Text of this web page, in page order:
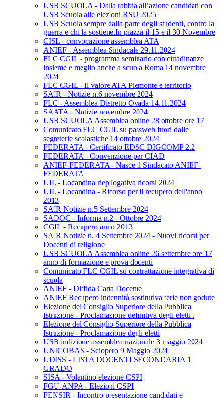
USB SCUOLA - Dalla rabbia all’azione candidati con
USB Scuola alle elezioni RSU 2025
USB Scuola sempre dalla parte degli studenti, contro la
guerra e chi la sostiene.In piazza il 15 e il 30 Novembre
CISL - convocazione assemblea ATA
ANIEF - Assemblea Sindacale 29.11.2024
FLC CGIL - programma seminario con cittadinanze
insieme e meglio anche a scuola Roma 14 novembre
2024
FLC CGIL - Il valore ATA Piemonte e territorio
SAIR - Notizie n.6 novembre 2024
FLC - Assemblea Distretto Ovada 14.11.2024
SAATA - Notizie novembre 2024
USB SCUOLA Assemblea online 28 ottobre ore 17
Comunicato FLC CGIL su passweb fuori dalle
segreterie scolastiche 14 ottobre 2024
FEDERATA - Certificato EDSC DIGCOMP 2.2
FEDERATA - Convenzione per CIAD
ANIEF-FEDERATA - Nasce il Sindacato ANIEF-
FEDERATA
UIL - Locandina riepilogativa ricorsi 2024
UIL - Locandina - Ricorso per il recupero dell'anno
2013
SAIR Notizie n.5 Settembre 2024
SADOC - Informa n.2 - Ottobre 2024
CGIL - Recupero anno 2013
SAIR Notizie n. 4 Settembre 2024 - Nuovi ricorsi per
Docenti di religione
USB SCUOLA Assemblea online 26 settembre ore 17
anno di formazione e prova docenti
Comunicato FLC CGIL su contrattazione integrativa di
scuola
ANIEF - Diffida Carta Docente
ANIEF Recupero indennità sostitutiva ferie non godute
Elezione del Consiglio Superiore della Pubblica
Istruzione - Proclamazione definitiva degli eletti .
Elezione del Consiglio Superiore della Pubblica
Istruzione - Proclamazione degli eletti
USB indizione assemblea nazionale 3 maggio 2024
UNICOBAS - Sciopero 9 Maggio 2024
UDISS - LISTA DOCENTI SECONDARIA 1
GRADO
SISA - Volantino elezione CSPI
FGU-ANPA - Elezioni CSPI
FENSIR - Incontro presentazione candidati e